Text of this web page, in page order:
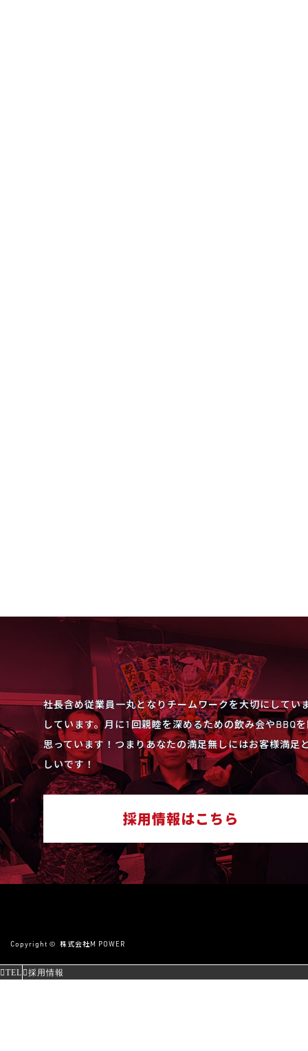
社長含め従業員一丸となりチームワークを大切にして
しています。月に1回親睦を深めるための飲み会やBBQ
思っています！つまりあなたの満足無しにはお客様満
しいです！
採用情報はこちら
Copyright © 株式会社M POWER
TEL 採用情報